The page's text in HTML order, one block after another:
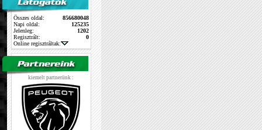
Összes oldal:
856680048
Napi oldal:
125235
Jelenleg:
1202
Regisztrált:
0
Online regisztráltak:
kiemelt partnerünk :